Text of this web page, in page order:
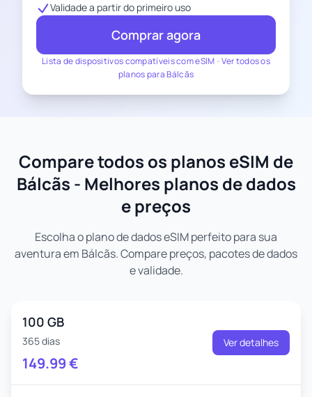
Lista de dispositivos compatíveis com eSIM -Ver todos os
planos para Bálcãs
Validade a partir do primeiro uso
Comprar agora
Compare todos os planos eSIM de
Bálcãs - Melhores planos de dados
e preços
Escolha o plano de dados eSIM perfeito para sua
aventura em Bálcãs. Compare preços, pacotes de dados
e validade.
100 GB
365 dias
149.99€
Ver detalhes